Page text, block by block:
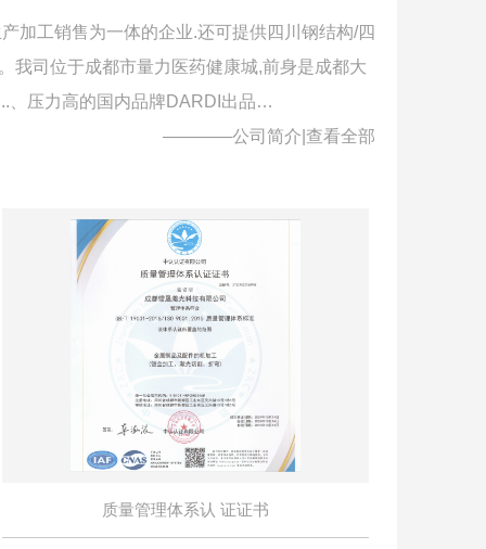
加工销售为一体的企业.还可提供四川钢结构/四
我司位于成都市量力医药健康城,前身是成都大
、压力高的国内品牌DARDI出品…
————公司简介| 查看全部
质量管理体系认 证证书